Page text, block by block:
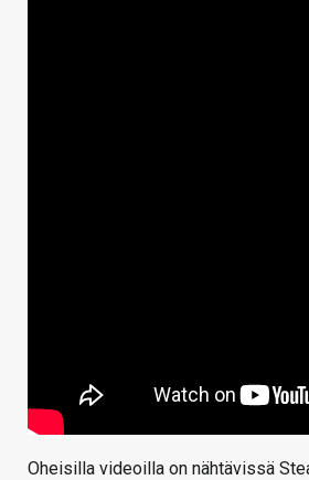
Oheisilla videoilla on nähtävissä